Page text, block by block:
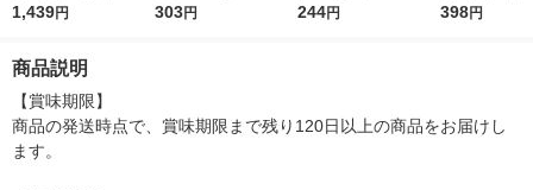
（2100ｇ）大容量 特
1,439円 303円 244円
本 ヤマモリ
398円
商品説明
【賞味期限】
商品の発送時点で、賞味期限まで残り120日以上の商品をお届けし
ます。